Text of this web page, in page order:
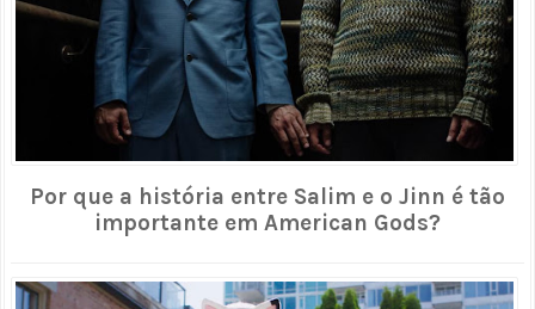
Por que a história entre Salim e o Jinn é tão
importante em American Gods?